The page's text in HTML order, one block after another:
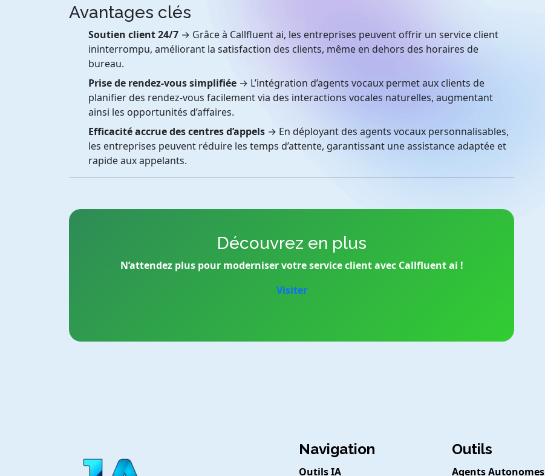
Avantages clés
Soutien client 24/7 → Grâce à Callfluent ai, les entreprises peuvent offrir un service client
ininterrompu, améliorant la satisfaction des clients, même en dehors des horaires de
bureau.
Prise de rendez-vous simplifiée → L’intégration d’agents vocaux permet aux clients de
planifier des rendez-vous facilement via des interactions vocales naturelles, augmentant
ainsi les opportunités d’affaires.
Efficacité accrue des centres d’appels → En déployant des agents vocaux personnalisables,
les entreprises peuvent réduire les temps d’attente, garantissant une assistance adaptée et
rapide aux appelants.
Découvrez en plus
N’attendez plus pour moderniser votre service client avec Callfluent ai !
Visiter
Navigation
Outils IA
Outils
Agents Autonomes